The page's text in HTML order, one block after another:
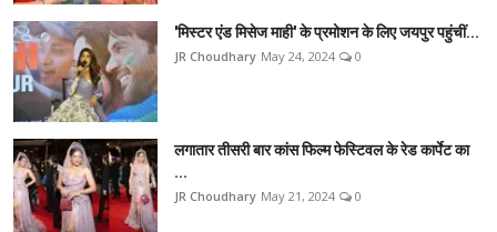
'मिस्टर एंड मिसेज माही' के प्रमोशन के लिए जयपुर पहुंचीं...
JR Choudhary May 24, 2024 0
लगातार तीसरी बार कांस फिल्म फेस्टिवल के रेड कार्पेट का
...
JR Choudhary May 21, 2024 0